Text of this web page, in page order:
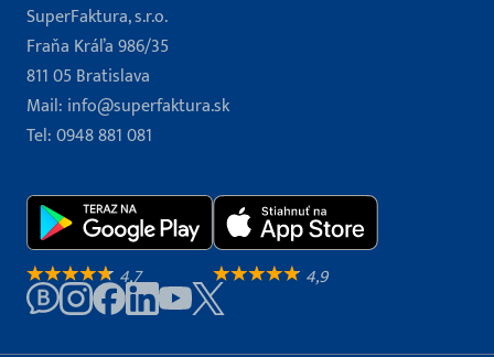
SuperFaktura, s.r.o.
Fraňa Kráľa 986/35
811 05 Bratislava
Mail: info@superfaktura.sk
Tel:0948 881 081
4,7 4,9